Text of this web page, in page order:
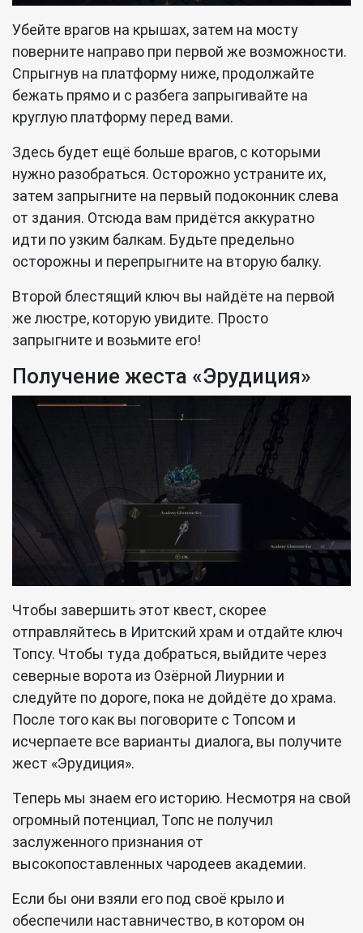
Убейте врагов на крышах, затем на мосту
поверните направо при первой же возможности.
Спрыгнув на платформу ниже, продолжайте
бежать прямо и с разбега запрыгивайте на
круглую платформу перед вами.
Здесь будет ещё больше врагов, с которыми
нужно разобраться. Осторожно устраните их,
затем запрыгните на первый подоконник слева
от здания. Отсюда вам придётся аккуратно
идти по узким балкам. Будьте предельно
осторожны и перепрыгните на вторую балку.
Второй блестящий ключ вы найдёте на первой
же люстре, которую увидите. Просто
запрыгните и возьмите его!
Получение жеста «Эрудиция»
Чтобы завершить этот квест, скорее
отправляйтесь в Иритский храм и отдайте ключ
Топсу. Чтобы туда добраться, выйдите через
северные ворота из Озёрной Лиурнии и
следуйте по дороге, пока не дойдёте до храма.
После того как вы поговорите с Топсом и
исчерпаете все варианты диалога, вы получите
жест «Эрудиция».
Теперь мы знаем его историю. Несмотря на свой
огромный потенциал, Топс не получил
заслуженного признания от
высокопоставленных чародеев академии.
Если бы они взяли его под своё крыло и
обеспечили наставничество, в котором он